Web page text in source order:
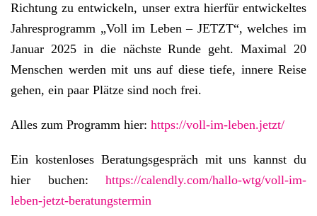
Richtung zu entwickeln, unser extra hierfür entwickeltes
Jahresprogramm „Voll im Leben – JETZT“, welches im
Januar 2025 in die nächste Runde geht. Maximal 20
Menschen werden mit uns auf diese tiefe, innere Reise
gehen, ein paar Plätze sind noch frei.
Alles zum Programm hier: https://voll-im-leben.jetzt/
Ein kostenloses Beratungsgespräch mit uns kannst du
hier buchen: https://calendly.com/hallo-wtg/voll-im-
leben-jetzt-beratungstermin